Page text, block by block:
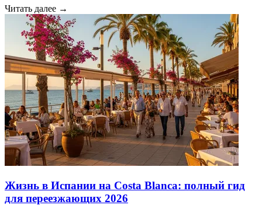
Читать далее →
Жизнь в Испании на Costa Blanca: полный гид
для переезжающих 2026